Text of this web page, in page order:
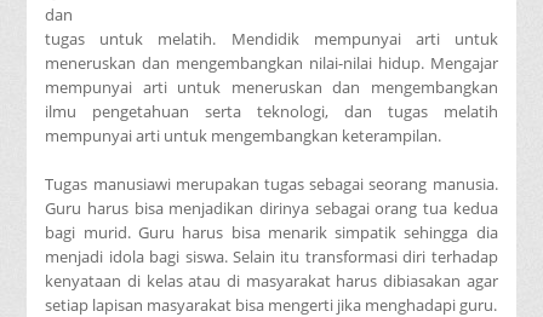
dan
tugas untuk melatih. Mendidik mempunyai arti untuk
meneruskan dan mengembangkan nilai-nilai hidup. Mengajar
mempunyai arti untuk meneruskan dan mengembangkan
ilmu pengetahuan serta teknologi, dan tugas melatih
mempunyai arti untuk mengembangkan keterampilan.
Tugas manusiawi merupakan tugas sebagai seorang manusia.
Guru harus bisa menjadikan dirinya sebagai orang tua kedua
bagi murid. Guru harus bisa menarik simpatik sehingga dia
menjadi idola bagi siswa. Selain itu transformasi diri terhadap
kenyataan di kelas atau di masyarakat harus dibiasakan agar
setiap lapisan masyarakat bisa mengerti jika menghadapi guru.